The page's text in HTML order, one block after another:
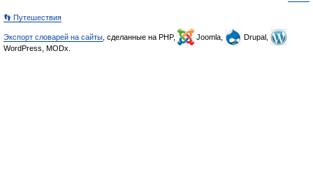
👣 Путешествия
Экспорт словарей на сайты , сделанные на PHP, Joomla,
Drupal,
WordPress, MODx.